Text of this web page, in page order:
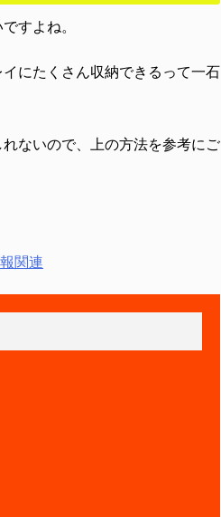
すよね。
にたくさん収納できるって一石
ないので、上の方法を参考にご
関連